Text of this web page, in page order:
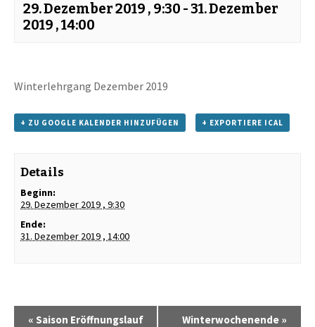
29. Dezember 2019 , 9:30 -31. Dezember
2019 , 14:00
Winterlehrgang Dezember 2019
+ ZU GOOGLE KALENDER HINZUFÜGEN + EXPORTIERE ICAL
Details
Beginn:
29. Dezember 2019 , 9:30
Ende:
31. Dezember 2019 , 14:00
« Saison Eröffnungslauf Winterwochenende »